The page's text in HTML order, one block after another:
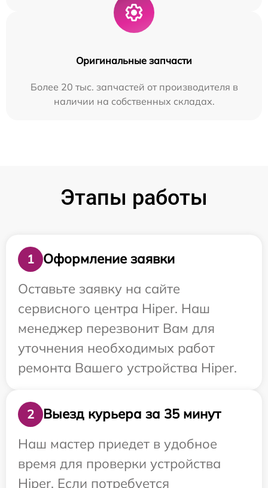
Оригинальные запчасти
Более 20 тыс. запчастей от производителя в
наличии на собственных складах.
Этапы работы
1
Оформление заявки
Оставьте заявку на сайте
сервисного центра Hiper. Наш
менеджер перезвонит Вам для
уточнения необходимых работ
ремонта Вашего устройства Hiper.
2
Выезд курьера за 35 минут
Наш мастер приедет в удобное
время для проверки устройства
Hiper. Если потребуется